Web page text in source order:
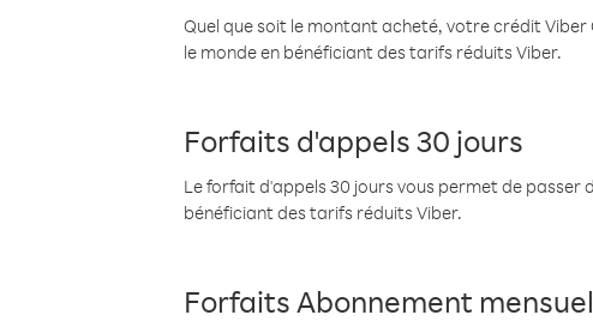
Quel que soit le montant acheté, votre crédit
le monde en bénéficiant des tarifs réduits Viber.
Forfaits d'appels 30 jours
Le forfait d'appels 30 jours vous permet de
bénéficiant des tarifs réduits Viber.
Forfaits Abonnement mensuel